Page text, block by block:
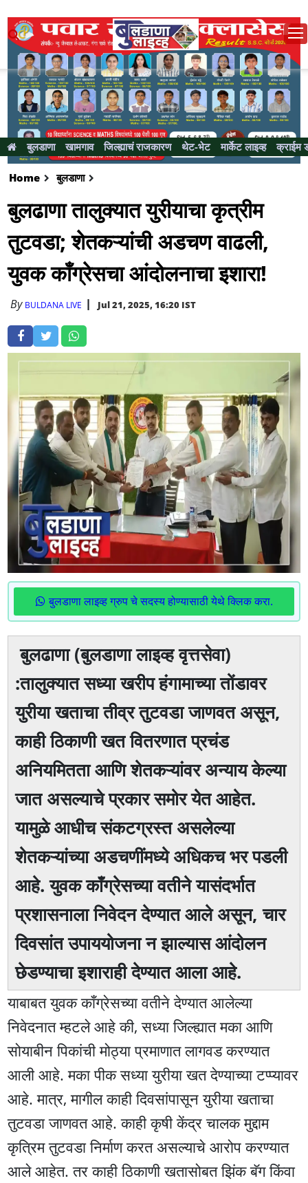
बुलडाणा खामगाव जिल्ह्याचं राजकारण थेट-भेट मार्केट लाइव्ह क्राईम
Home बुलडाणा
बुलढाणा तालुक्यात युरीयाचा कृत्रीम
तुटवडा; शेतकऱ्यांची अडचण वाढली,
युवक काँग्रेसचा आंदाेलनाचा इशारा!
By BULDANA LIVE Jul 21, 2025, 16:20 IST
बुलडाणा लाइव्ह ग्रुप चे सदस्य होण्यासाठी येथे क्लिक करा.
बुलढाणा (बुलडाणा लाइव्ह वृत्तसेवा)
:तालुक्यात सध्या खरीप हंगामाच्या तोंडावर
युरीया खताचा तीव्र तुटवडा जाणवत असून,
काही ठिकाणी खत वितरणात प्रचंड
अनियमितता आणि शेतकऱ्यांवर अन्याय केल्या
जात असल्याचे प्रकार समोर येत आहेत.
यामुळे आधीच संकटग्रस्त असलेल्या
शेतकऱ्यांच्या अडचणींमध्ये अधिकच भर पडली
आहे. युवक काँग्रेसच्या वतीने यासंदर्भात
प्रशासनाला निवेदन देण्यात आले असून, चार
दिवसांत उपाययोजना न झाल्यास आंदोलन
छेडण्याचा इशाराही देण्यात आला आहे.
याबाबत युवक काँग्रेसच्या वतीने देण्यात आलेल्या
निवेदनात म्हटले आहे की, सध्या जिल्ह्यात मका आणि
सोयाबीन पिकांची मोठ्या प्रमाणात लागवड करण्यात
आली आहे. मका पीक सध्या युरीया खत देण्याच्या टप्प्यावर
आहे. मात्र, मागील काही दिवसांपासून युरीया खताचा
तुटवडा जाणवत आहे. काही कृषी केंद्र चालक मुद्दाम
कृत्रिम तुटवडा निर्माण करत असल्याचे आरोप करण्यात
आले आहेत. तर काही ठिकाणी खतासोबत झिंक बॅग किंवा